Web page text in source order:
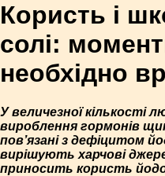
Користь і
солі:
необхідно
У величезної кількості
вироблення гормонів
пов’язані з дефіцитом
вирішують харчові
приносить користь